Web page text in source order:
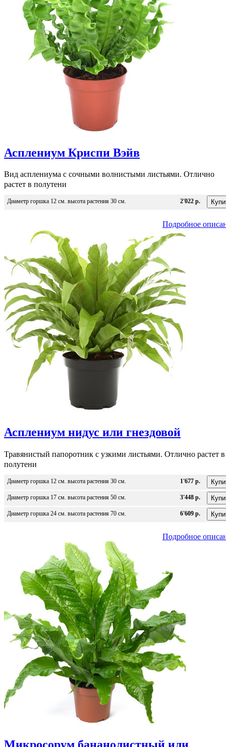
Асплениум Криспи Вэйв
Вид асплениума с сочными волнистыми листьями. Отлично
растет в полутени
Диаметр горшка 12 см. высота растения 30 см. 2'022 р.
Подробное
Асплениум нидус или гнездовой
Травянистый папоротник с узкими листьями. Отлично растет в
полутени
Диаметр горшка 12 см. высота растения 30 см. 1'677 р.
Диаметр горшка 17 см. высота растения 50 см. 3'448 р.
Диаметр горшка 24 см. высота растения 70 см. 6'609 р.
Подробное